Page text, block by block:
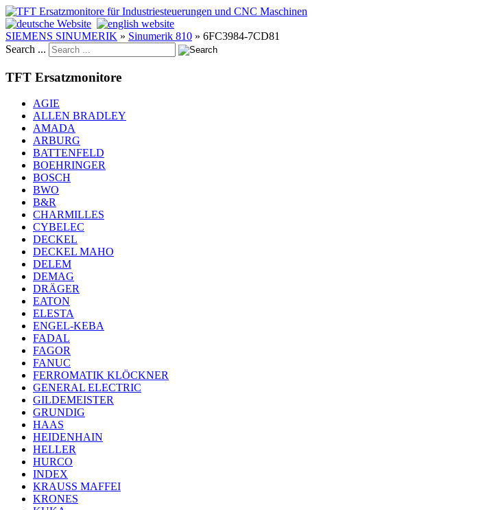
SIEMENS SINUMERIK » Sinumerik 810 » 6FC3984-7CD81
Search ...
TFT Ersatzmonitore
AGIE
ALLEN BRADLEY
AMADA
ARBURG
BATTENFELD
BOEHRINGER
BOSCH
BWO
B&R
CHARMILLES
CYBELEC
DECKEL
DECKEL MAHO
DELEM
DEMAG
DRÄGER
EATON
ELESTA
ENGEL-KEBA
FADAL
FAGOR
FANUC
FERROMATIK KLÖCKNER
GENERAL ELECTRIC
GILDEMEISTER
GRUNDIG
HAAS
HEIDENHAIN
HELLER
HURCO
INDEX
KRAUSS MAFFEI
KRONES